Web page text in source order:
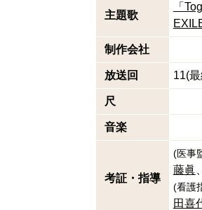
主題歌
「
制作会社
放送回 11(
尺
音楽
考証・指導
(医事
藤眞
(看護
田喜